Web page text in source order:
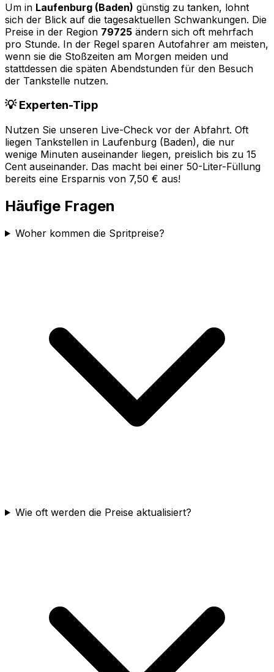
Um in Laufenburg (Baden) günstig zu tanken, lohnt
sich der Blick auf die tagesaktuellen Schwankungen. Die
Preise in der Region 79725 ändern sich oft mehrfach
pro Stunde. In der Regel sparen Autofahrer am meisten,
wenn sie die Stoßzeiten am Morgen meiden und
stattdessen die späten Abendstunden für den Besuch
der Tankstelle nutzen.
💡 Experten-Tipp
Nutzen Sie unseren Live-Check vor der Abfahrt. Oft
liegen Tankstellen in Laufenburg (Baden), die nur
wenige Minuten auseinander liegen, preislich bis zu 15
Cent auseinander. Das macht bei einer 50-Liter-Füllung
bereits eine Ersparnis von 7,50 € aus!
Häufige Fragen
Woher kommen die Spritpreise?
Wie oft werden die Preise aktualisiert?